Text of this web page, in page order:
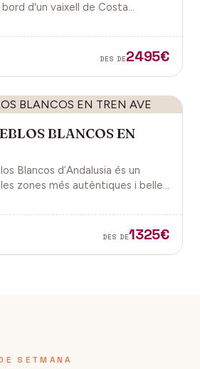
d'un vaixell de Costa
DES DE2495€
BLANCOS EN
Blancos d’Andalusia és un
zones més autèntiques i belles
amb nosaltres?
DES DE1325€
SETMANA